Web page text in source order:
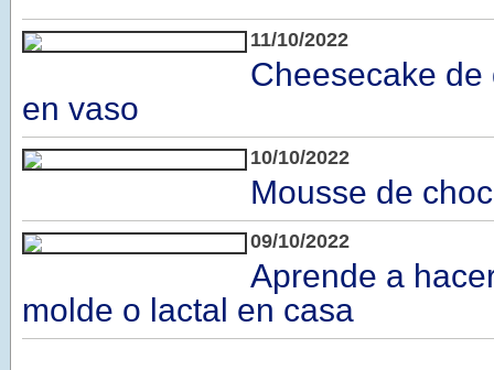
11/10/2022
Cheesecake
en vaso
10/10/2022
Mousse de
09/10/2022
Aprende a
molde o lactal en casa